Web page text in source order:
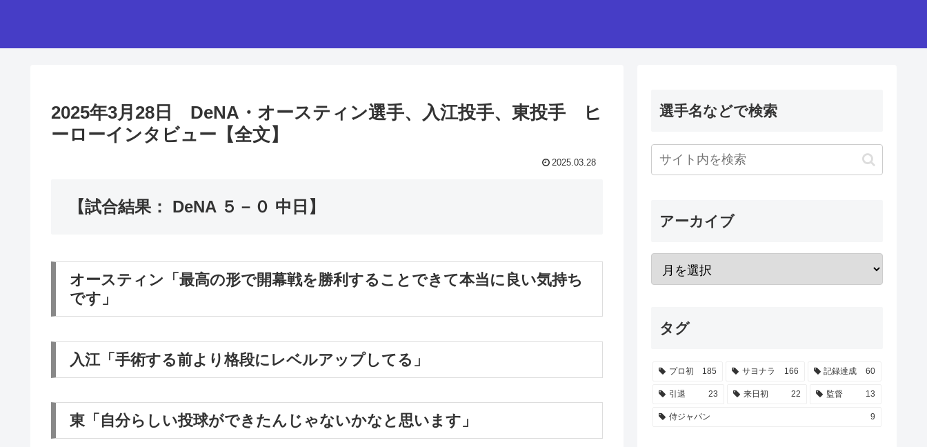
2025年3月28日 DeNA・オースティン選手、入江投手、東投手 ヒ
ーローインタビュー【全文】
2025.03.28
【試合結果： DeNA ５－０ 中日】
オースティン「最高の形で開幕戦を勝利することできて本当に良い気持ち
です」
入江「手術する前より格段にレベルアップしてる」
東「自分らしい投球ができたんじゃないかなと思います」
選手名などで検索
アーカイブ
タグ
プロ初 185 サヨナラ 166 記録達成 60
引退 23 来日初 22 監督 13
侍ジャパン 9